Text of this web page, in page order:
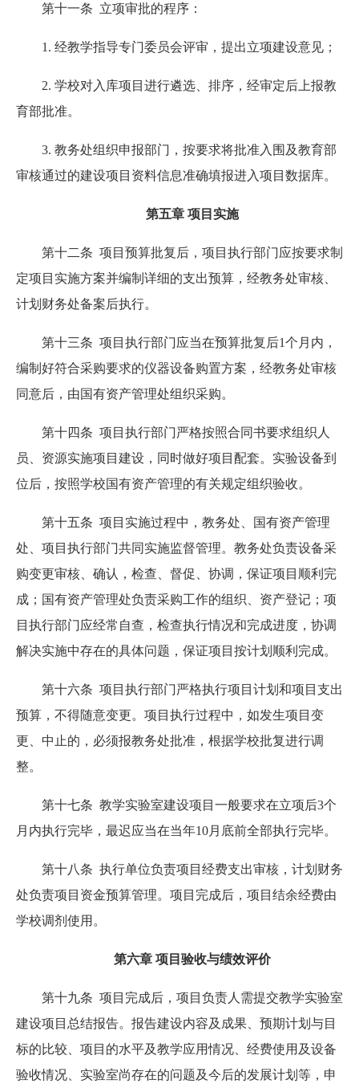
第十一条 立项审批的程序：
1. 经教学指导专门委员会评审，提出立项建设意见；
2. 学校对入库项目进行遴选、排序，经审定后上报教
育部批准。
3. 教务处组织申报部门，按要求将批准入围及教育部
审核通过的建设项目资料信息准确填报进入项目数据库。
第五章 项目实施
第十二条 项目预算批复后，项目执行部门应按要求制
定项目实施方案并编制详细的支出预算，经教务处审核、
计划财务处备案后执行。
第十三条 项目执行部门应当在预算批复后1个月内，
编制好符合采购要求的仪器设备购置方案，经教务处审核
同意后，由国有资产管理处组织采购。
第十四条 项目执行部门严格按照合同书要求组织人
员、资源实施项目建设，同时做好项目配套。实验设备到
位后，按照学校国有资产管理的有关规定组织验收。
第十五条 项目实施过程中，教务处、国有资产管理
处、项目执行部门共同实施监督管理。教务处负责设备采
购变更审核、确认，检查、督促、协调，保证项目顺利完
成；国有资产管理处负责采购工作的组织、资产登记；项
目执行部门应经常自查，检查执行情况和完成进度，协调
解决实施中存在的具体问题，保证项目按计划顺利完成。
第十六条 项目执行部门严格执行项目计划和项目支出
预算，不得随意变更。项目执行过程中，如发生项目变
更、中止的，必须报教务处批准，根据学校批复进行调
整。
第十七条 教学实验室建设项目一般要求在立项后3个
月内执行完毕，最迟应当在当年10月底前全部执行完毕。
第十八条 执行单位负责项目经费支出审核，计划财务
处负责项目资金预算管理。项目完成后，项目结余经费由
学校调剂使用。
第六章 项目验收与绩效评价
第十九条 项目完成后，项目负责人需提交教学实验室
建设项目总结报告。报告建设内容及成果、预期计划与目
标的比较、项目的水平及教学应用情况、经费使用及设备
验收情况、实验室尚存在的问题及今后的发展计划等，申